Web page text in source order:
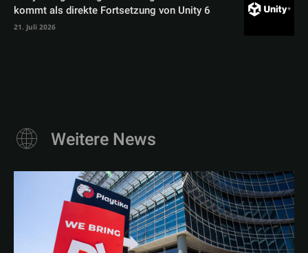
kommt als direkte Fortsetzung von Unity 6
21. Juli 2026
Weitere News